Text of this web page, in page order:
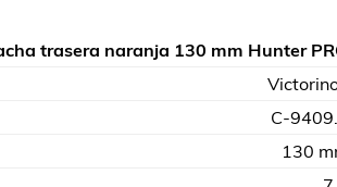
trasera naranja 130 mm Hunter
C-
130